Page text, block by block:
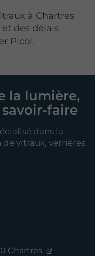
à Chartres
des délais
Picol.
Chartres
la lumière,
faire
dans la
vitraux, verrières